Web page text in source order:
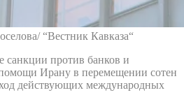
“Вестник Кавказа“
против банков и
Ирану в перемещении сотен
действующих международных